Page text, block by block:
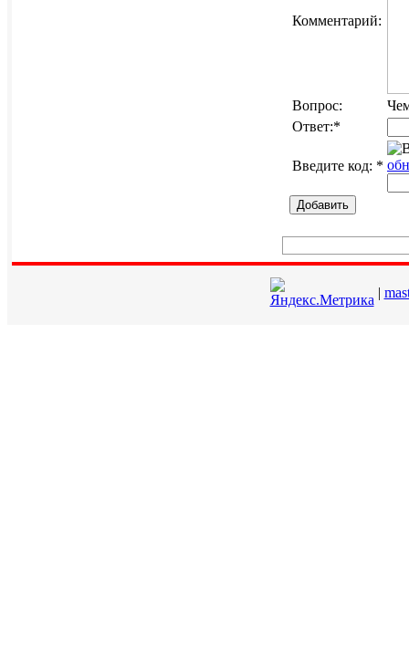
Комментарий:
Вопрос:
Ответ:*
Введите код: *
Добавить
|